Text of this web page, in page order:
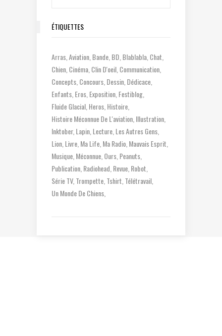
ÉTIQUETTES
Arras Aviation Bande BD Blablabla Chat
Chien Cinéma Clin D'oeil Communication
Concepts Concours Dessin Dédicace
Enfants Eros Exposition Festiblog
Fluide Glacial Heros Histoire
Histoire Méconnue De L'aviation Illustration
Inktober Lapin Lecture Les Autres Gens
Lion Livre Ma Life Ma Radio Mauvais Esprit
Musique Méconnue Ours Peanuts
Publication Radiohead Revue Robot
Série TV Trompette Tshirt Télétravail
Un Monde De Chiens